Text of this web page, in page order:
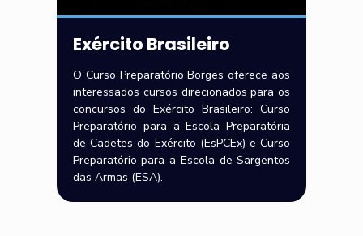
Exército Brasileiro
O Curso Preparatório Borges oferece aos
interessados cursos direcionados para os
concursos do Exército Brasileiro: Curso
Preparatório para a Escola Preparatória
de Cadetes do Exército (EsPCEx) e Curso
Preparatório para a Escola de Sargentos
das Armas (ESA).